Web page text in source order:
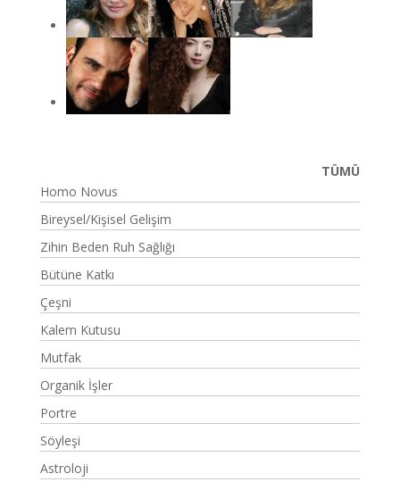
TÜMÜ
Homo Novus
Bireysel/Kişisel Gelişim
Zihin Beden Ruh Sağlığı
Bütüne Katkı
Çeşni
Kalem Kutusu
Mutfak
Organik İşler
Portre
Söyleşi
Astroloji